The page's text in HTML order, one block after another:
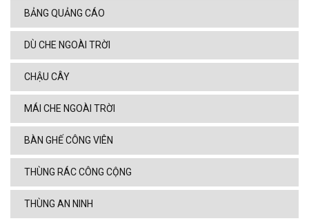
BẢNG QUẢNG CÁO
DÙ CHE NGOÀI TRỜI
CHẬU CÂY
MÁI CHE NGOÀI TRỜI
BÀN GHẾ CÔNG VIÊN
THÙNG RÁC CÔNG CỘNG
THÙNG AN NINH